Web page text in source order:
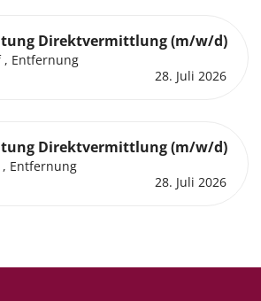
Direktvermittlung (m/w/d)
, Entfernung
28. Juli 2026
Direktvermittlung (m/w/d)
Entfernung
28. Juli 2026